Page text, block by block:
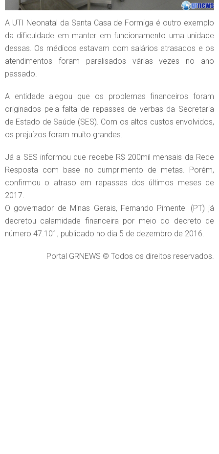
A UTI Neonatal da Santa Casa de Formiga é outro exemplo
da dificuldade em manter em funcionamento uma unidade
dessas. Os médicos estavam com salários atrasados e os
atendimentos foram paralisados várias vezes no ano
passado.
A entidade alegou que os problemas financeiros foram
originados pela falta de repasses de verbas da Secretaria
de Estado de Saúde (SES). Com os altos custos envolvidos,
os prejuízos foram muito grandes.
Já a SES informou que recebe R$ 200mil mensais da Rede
Resposta com base no cumprimento de metas. Porém,
confirmou o atraso em repasses dos últimos meses de
2017.
O governador de Minas Gerais, Fernando Pimentel (PT) já
decretou calamidade financeira por meio do decreto de
número 47.101, publicado no dia 5 de dezembro de 2016.
Portal GRNEWS © Todos os direitos reservados.